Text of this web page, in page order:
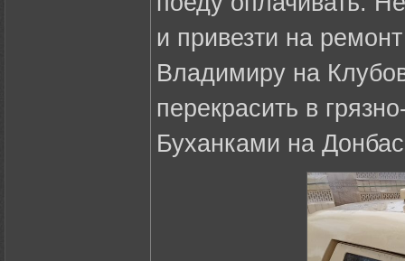
и привезти на
Владимиру на
перекрасить в
Буханками на